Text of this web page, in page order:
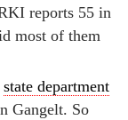
reports 55 in
most of them
state department
Gangelt. So